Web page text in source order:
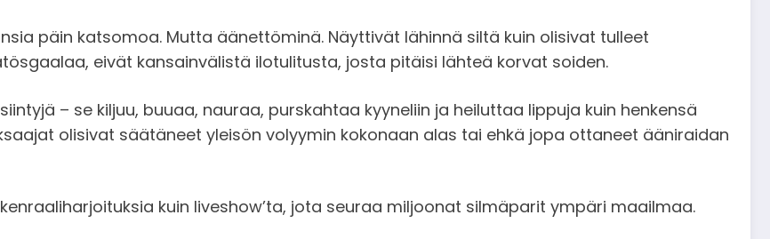
päin katsomoa. Mutta äänettöminä. Näyttivät lähinnä siltä kuin olisivat tulleet
eivät kansainvälistä ilotulitusta, josta pitäisi lähteä korvat soiden.
– se kiljuu, buuaa, nauraa, purskahtaa kyyneliin ja heiluttaa lippuja kuin henkensä
olisivat säätäneet yleisön volyymin kokonaan alas tai ehkä jopa ottaneet ääniraidan
kuin liveshow’ta, jota seuraa miljoonat silmäparit ympäri maailmaa.